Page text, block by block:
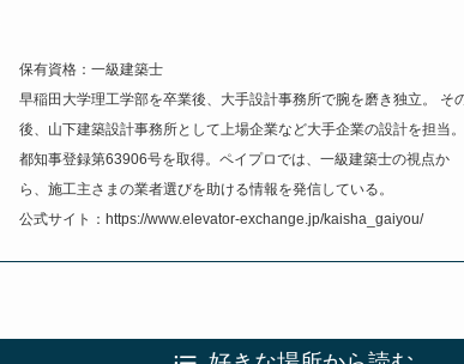
保有資格：一級建築士
早稲田大学理工学部を卒業後、大手設計事務所で腕を磨き独立。 そ
後、山下建築設計事務所として上場企業など大手企業の設計を担当。
都知事登録第63906号を取得。ペイプロでは、一級建築士の視点か
ら、施工主さまの業者選びを助ける情報を発信している。
公式サイト：https://www.elevator-exchange.jp/kaisha_gaiyou/